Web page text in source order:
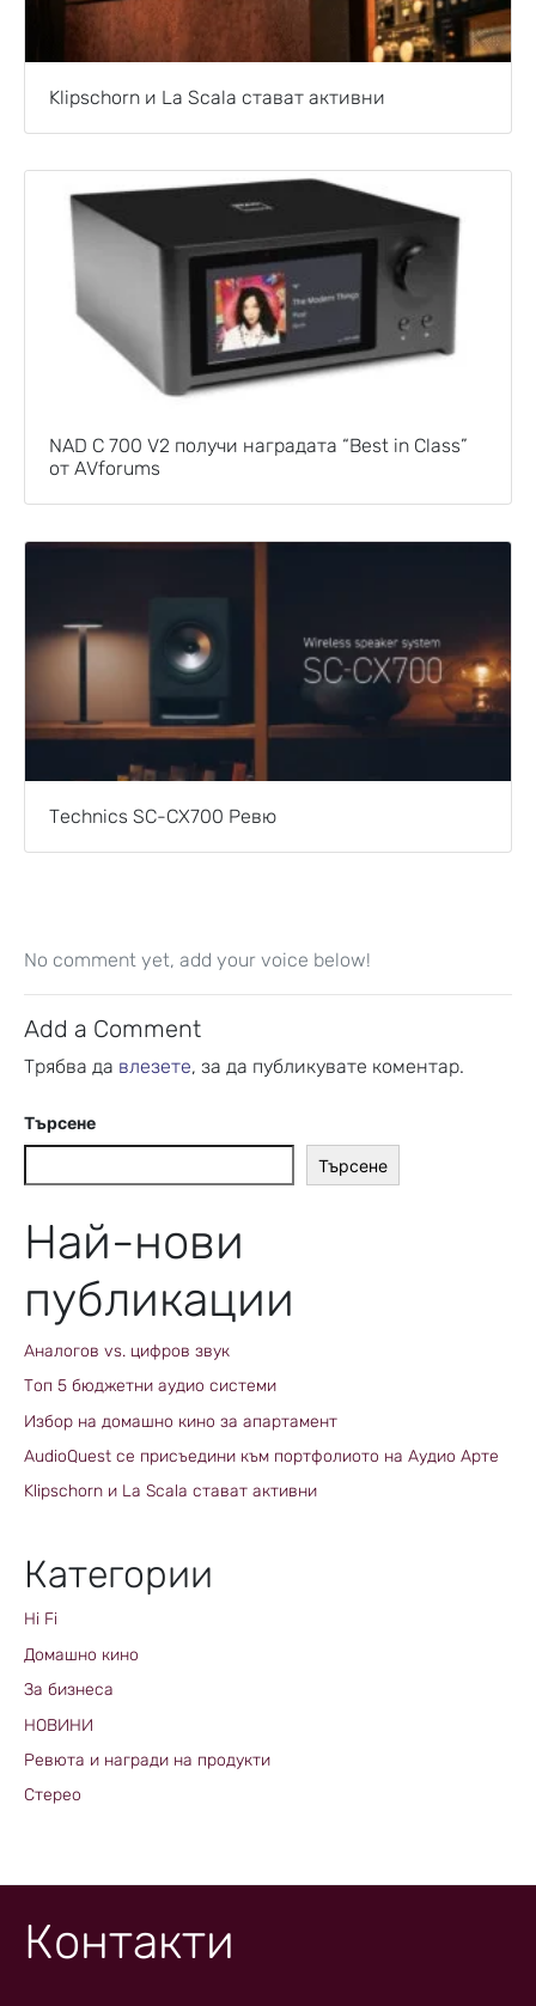
Klipschorn и La Scala стават активни
NAD C 700 V2 получи наградата “Best in Class”
от AVforums
Technics SC-CX700 Ревю
No comment yet, add your voice below!
Add a Comment
Трябва да влезете, за да публикувате коментар.
Търсене
Търсене
Най-нови
публикации
Аналогов vs. цифров звук
Топ 5 бюджетни аудио системи
Избор на домашно кино за апартамент
AudioQuest се присъедини към портфолиото на Аудио Арте
Klipschorn и La Scala стават активни
Категории
Hi Fi
Домашно кино
За бизнеса
НОВИНИ
Ревюта и награди на продукти
Стерео
Контакти